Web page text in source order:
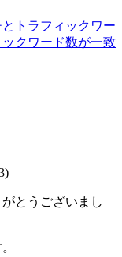
トラフィックワー
クワード数が一致
とうございまし